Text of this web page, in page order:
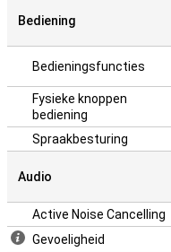
Bediening
Bedieningsfuncties
Fysieke knoppen
bediening
Spraakbesturing
Audio
Active Noise Cancelling
Gevoeligheid